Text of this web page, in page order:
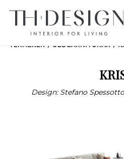
TERMÉKEK ÜLŐGARNITÚRÁK
Design: Stefano